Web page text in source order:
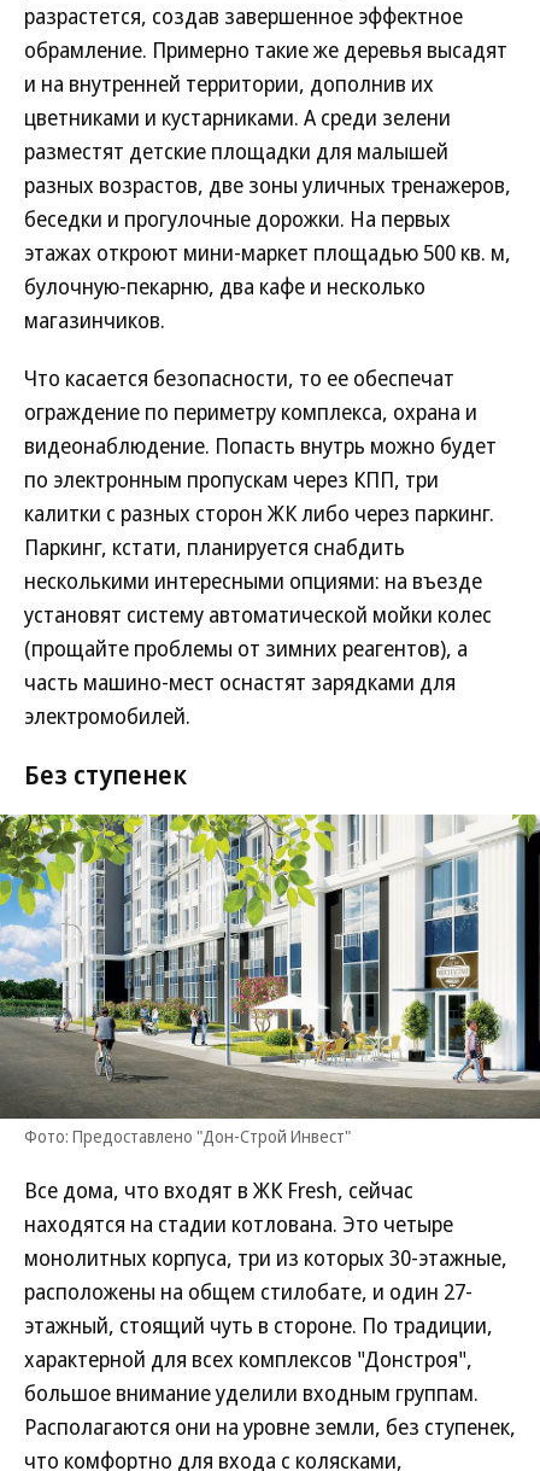
разрастется, создав завершенное эффектное
обрамление. Примерно такие же деревья высадят
и на внутренней территории, дополнив их
цветниками и кустарниками. А среди зелени
разместят детские площадки для малышей
разных возрастов, две зоны уличных тренажеров,
беседки и прогулочные дорожки. На первых
этажах откроют мини-маркет площадью 500 кв. м,
булочную-пекарню, два кафе и несколько
магазинчиков.
Что касается безопасности, то ее обеспечат
ограждение по периметру комплекса, охрана и
видеонаблюдение. Попасть внутрь можно будет
по электронным пропускам через КПП, три
калитки с разных сторон ЖК либо через паркинг.
Паркинг, кстати, планируется снабдить
несколькими интересными опциями: на въезде
установят систему автоматической мойки колес
(прощайте проблемы от зимних реагентов), а
часть машино-мест оснастят зарядками для
электромобилей.
Без ступенек
Фото: Предоставлено "Дон-Строй Инвест"
Все дома, что входят в ЖК Fresh, сейчас
находятся на стадии котлована. Это четыре
монолитных корпуса, три из которых 30-этажные,
расположены на общем стилобате, и один 27-
этажный, стоящий чуть в стороне. По традиции,
характерной для всех комплексов "Донстроя",
большое внимание уделили входным группам.
Располагаются они на уровне земли, без ступенек,
что комфортно для входа с колясками,